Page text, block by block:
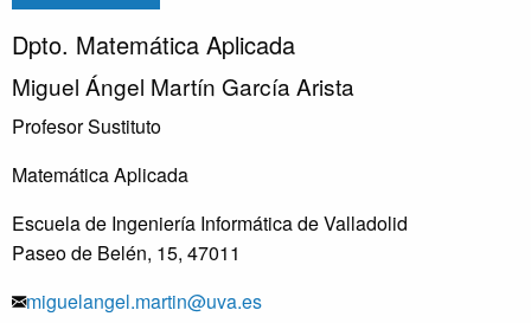
Dpto. Matemática Aplicada
Miguel Ángel Martín García Arista
Profesor Sustituto
Matemática Aplicada
Escuela de Ingeniería Informática de Valladolid
Paseo de Belén, 15, 47011
miguelangel.martin@uva.es